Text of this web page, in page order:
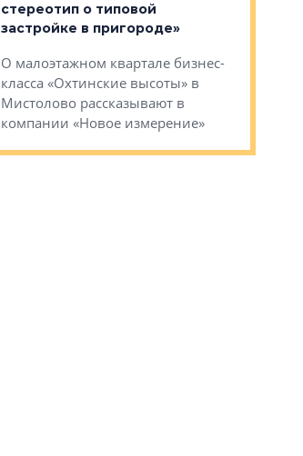
стереотип о типовой
застройке в пригороде»
О малоэтажном квартале бизнес-
класса «Охтинские высоты» в
Мистолово рассказывают в
компании «Новое измерение»